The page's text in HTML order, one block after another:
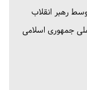
رهبر انقلاب
جمهوری اسلامی